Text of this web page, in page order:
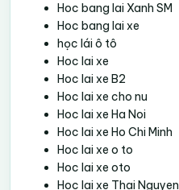
Hoc bang lai Xanh SM
Hoc bang lai xe
học lái ô tô
Hoc lai xe
Hoc lai xe B2
Hoc lai xe cho nu
Hoc lai xe Ha Noi
Hoc lai xe Ho Chi Minh
Hoc lai xe o to
Hoc lai xe oto
Hoc lai xe Thai Nguyen